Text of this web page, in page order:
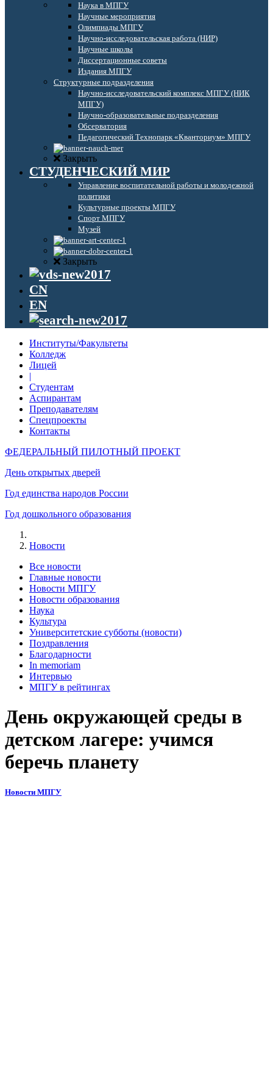
Наука в МПГУ
Научные мероприятия
Олимпиады МПГУ
Научно-исследовательская работа (НИР)
Научные школы
Диссертационные советы
Издания МПГУ
Структурные подразделения
Научно-исследовательский комплекс МПГУ (НИК
МПГУ)
Научно-образовательные подразделения
Обсерватория
Педагогический Технопарк «Кванториум» МПГУ
Закрыть
СТУДЕНЧЕСКИЙ МИР
Управление воспитательной работы и молодежной
политики
Культурные проекты МПГУ
Спорт МПГУ
Музей
Закрыть
CN
EN
Институты/Факультеты
Колледж
Лицей
|
Студентам
Аспирантам
Преподавателям
Спецпроекты
Контакты
ФЕДЕРАЛЬНЫЙ ПИЛОТНЫЙ ПРОЕКТ
День открытых дверей
Год единства народов России
Год дошкольного образования
Новости
Все новости
Главные новости
Новости МПГУ
Новости образования
Наука
Культура
Университетские субботы (новости)
Поздравления
Благодарности
In memoriam
Интервью
МПГУ в рейтингах
День окружающей среды в
детском лагере: учимся
беречь планету
Новости МПГУ